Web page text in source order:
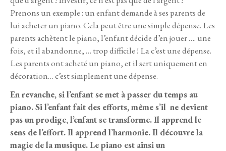
Prenons un exemple : un enfant demande à ses parents de
lui acheter un piano. Cela peut être une simple dépense. Les
parents achètent le piano, l’enfant décide d’en jouer …. une
fois, et il abandonne, … trop difficile ! La c’est une dépense.
Les parents ont acheté un piano, et il sert uniquement en
décoration… c’est simplement une dépense.
En revanche, si l’enfant se met à passer du temps au
piano. Si l’enfant fait des efforts, même s’il ne devient
pas un prodige, l’enfant se transforme. Il apprend le
sens de l’effort. Il apprend l’harmonie. Il découvre la
magie de la musique. Le piano est ainsi un